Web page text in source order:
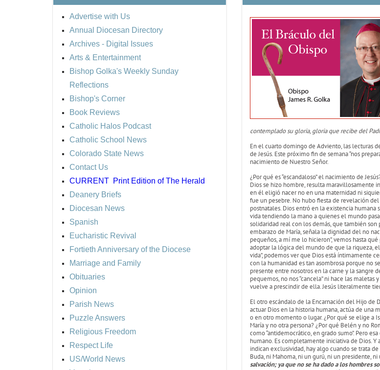
Advertise with Us
Annual Diocesan Directory
Archives - Digital Issues
Arts & Entertainment
Bishop Golka's Weekly Sunday
Reflections
Bishop's Corner
Book Reviews
Catholic Halos Podcast
Catholic School News
Colorado State News
Contact Us
CURRENT Print Edition of The Herald
Deanery Briefs
Diocesan News
Spanish
Eucharistic Revival
Fortieth Anniversary of the Diocese
Marriage and Family
Obituaries
Opinion
Parish News
Puzzle Answers
Religious Freedom
Respect Life
US/World News
contemplado su gloria, gloria que recibe del
En el cuarto domingo de Adviento, las lecturas
de Jesús. Este próximo fin de semana “nos
nacimiento de Nuestro Señor.
¿Por qué es “escandaloso” el nacimiento de
Dios se hizo hombre, resulta maravillosamente
en él eligió nacer no en una maternidad ni
fue un pesebre. No hubo fiesta de revelación
postnatales. Dios entró en la existencia humana
vida tendiendo la mano a quienes el mundo
solidaridad real con los demás, que también
embarazo de María, señala la dignidad del no
pequeños, a mí me lo hicieron”, vemos hasta
adoptar la lógica del mundo de que la riqueza,
vida”, podemos ver que Dios está íntimamente
con la humanidad es tan asombrosa porque no
presente entre nosotros en la carne y la sangre
pequemos, no nos “cancela” ni hace las
vuelve a prescindir de ella. Jesús literalmente
El otro escándalo de la Encarnación del Hijo
actuar Dios en la historia humana, actúa de una
o en otro momento o lugar. ¿Por qué se elige a
María y no otra persona? ¿Por qué Belén y no
como “antidemocrático, en grado sumo”. Pero
humano. Es completamente iniciativa de Dios.
indican exclusividad, hay algo cuando se trata
Buda, ni Mahoma, ni un gurú, ni un presidente,
salvación; ya que no se ha dado a los hombres